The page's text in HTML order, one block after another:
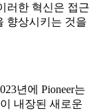
러한 혁신은 접근
향상시키는 것을
년에 Pioneer는
내장된 새로운